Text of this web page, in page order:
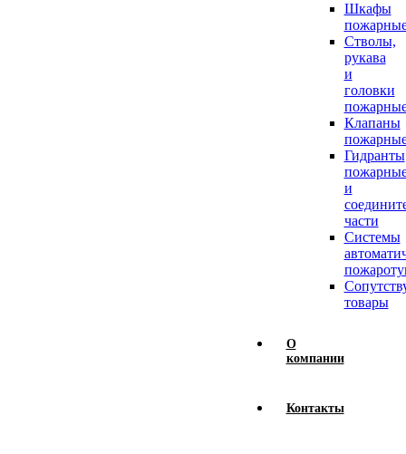
Шкафы
Стволы,
рукава
и
головки
Клапаны
Гидранты
и
части
Системы
товары
О
компании
Контакты